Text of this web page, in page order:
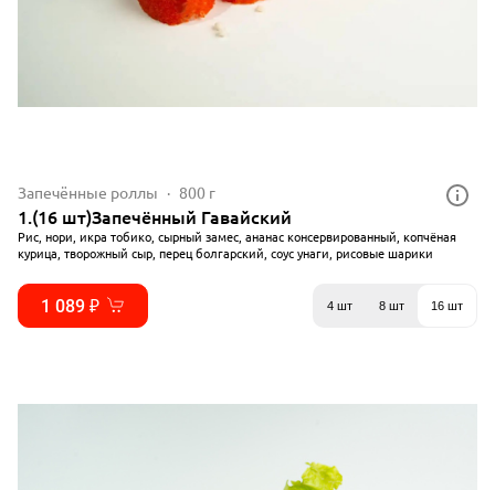
Запечённые роллы 800 г
1.(16 шт)Запечённый Гавайский
Рис, нори, икра тобико, сырный замес, ананас консервированный, копчёная
курица, творожный сыр, перец болгарский, соус унаги, рисовые шарики
1 089 ₽ 4 шт 8 шт 16 шт